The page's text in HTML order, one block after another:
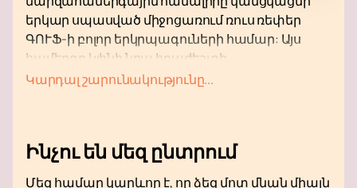
երկար սպասված միջոցառում ռուս ռեփեր
ԳՈՒՖ-ի բոլոր երկրպագուների համար: Այս
համերգը կլինի նրա հրաժեշտի
շրջագայության մի մասը, որը խոստանում է
շնորհակալություն հայտնելու իր
Կարդալ շարունակությունը...
Ինչու են մեզ ընտրում
Մեզ համար կարևոր է, որ ձեզ մոտ մնան միայն